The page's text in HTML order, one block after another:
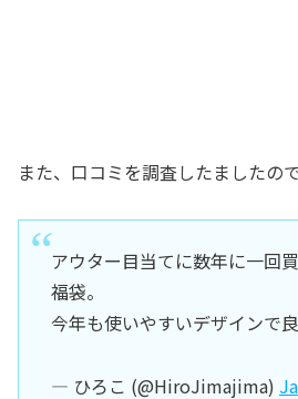
また、口コミを調査したましたの
アウター目当てに数年に一回
福袋。
今年も使いやすいデザインで良
— ひろこ (@HiroJimajima)